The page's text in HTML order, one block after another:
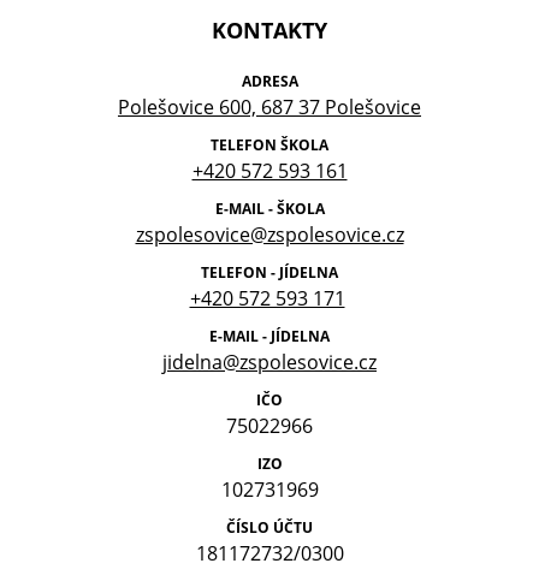
KONTAKTY
ADRESA
Polešovice 600, 687 37 Polešovice
TELEFON ŠKOLA
+420 572 593 161
E-MAIL - ŠKOLA
zspolesovice@zspolesovice.cz
TELEFON - JÍDELNA
+420 572 593 171
E-MAIL - JÍDELNA
jidelna@zspolesovice.cz
IČO
75022966
IZO
102731969
ČÍSLO ÚČTU
181172732/0300